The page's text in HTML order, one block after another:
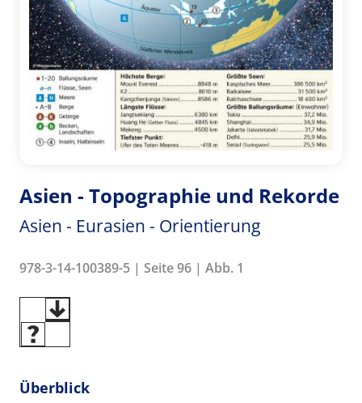
Asien - Topographie und Rekorde
Asien - Eurasien - Orientierung
978-3-14-100389-5 | Seite 96 | Abb. 1
Überblick